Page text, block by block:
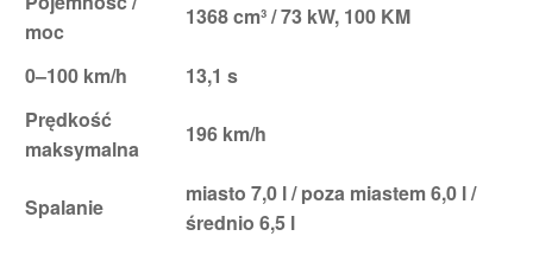
moc
1368 cm³ / 73 kW, 100 KM
0–100 km/h
13,1 s
Prędkość
maksymalna
196 km/h
Spalanie
miasto 7,0 l / poza miastem 6,0 l /
średnio 6,5 l